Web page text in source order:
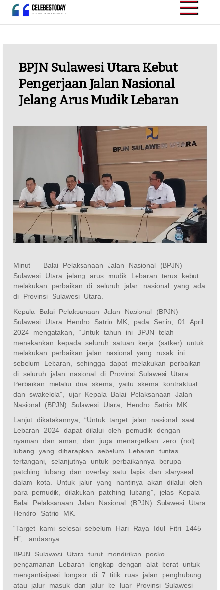
Skip
CELEBESTODAY.ID
Informatif dan
BPJN Sulawesi Utara Kebut
Pengerjaan Jalan Nasional
Jelang Arus Mudik Lebaran
Minut – Balai Pelaksanaan Jalan Nasional (BPJN)
Sulawesi Utara jelang arus mudik Lebaran terus kebut
melakukan perbaikan di seluruh jalan nasional yang ada
di Provinsi Sulawesi Utara.
Kepala Balai Pelaksanaan Jalan Nasional (BPJN)
Sulawesi Utara Hendro Satrio MK, pada Senin, 01 April
2024 mengatakan, “Untuk tahun ini BPJN telah
menekankan kepada seluruh satuan kerja (satker) untuk
melakukan perbaikan jalan nasional yang rusak ini
sebelum Lebaran, sehingga dapat melakukan perbaikan
di seluruh jalan nasional di Provinsi Sulawesi Utara.
Perbaikan melalui dua skema, yaitu skema kontraktual
dan swakelola”, ujar Kepala Balai Pelaksanaan Jalan
Nasional (BPJN) Sulawesi Utara, Hendro Satrio MK.
Lanjut dikatakannya, “Untuk target jalan nasional saat
Lebaran 2024 dapat dilalui oleh pemudik dengan
nyaman dan aman, dan juga menargetkan zero (nol)
lubang yang diharapkan sebelum Lebaran tuntas
tertangani, selanjutnya untuk perbaikannya berupa
patching lubang dan overlay satu lapis dan slaryseal
dalam kota. Untuk jalur yang nantinya akan dilalui oleh
para pemudik, dilakukan patching lubang”, jelas Kepala
Balai Pelaksanaan Jalan Nasional (BPJN) Sulawesi Utara
Hendro Satrio MK.
“Target kami selesai sebelum Hari Raya Idul Fitri 1445
H”, tandasnya
BPJN Sulawesi Utara turut mendirikan posko
pengamanan Lebaran lengkap dengan alat berat untuk
mengantisipasi longsor di 7 titik ruas jalan penghubung
atau jalur masuk dan jalur ke luar Provinsi Sulawesi